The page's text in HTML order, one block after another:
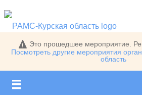
Это прошедшее мероприятие.
Посмотреть другие мероприятия
область